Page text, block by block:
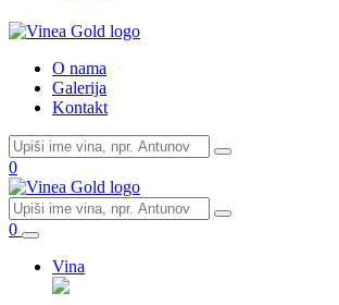
O nama
Galerija
Kontakt
0
0
Vina